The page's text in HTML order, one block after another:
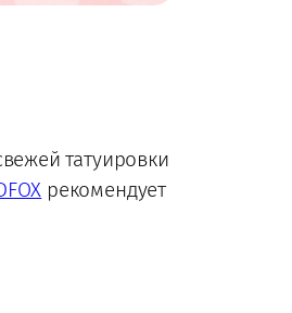
татуировки
рекомендует